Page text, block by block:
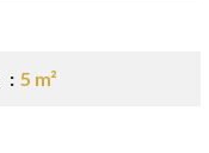
5 m²